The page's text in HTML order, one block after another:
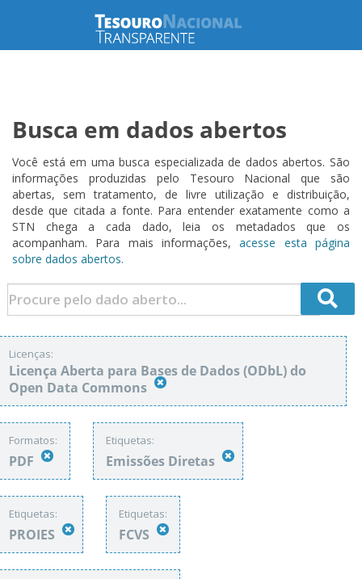
Busca em dados abertos
Você está em uma busca especializada de dados abertos. São
informações produzidas pelo Tesouro Nacional que são
abertas, sem tratamento, de livre utilização e distribuição,
desde que citada a fonte. Para entender exatamente como a
STN chega a cada dado, leia os metadados que os
acompanham. Para mais informações,acesse esta página
sobre dados abertos.
Licenças:
Licença Aberta para Bases de Dados (ODbL) do
Open Data Commons
Formatos:
PDF
Etiquetas:
Emissões Diretas
Etiquetas:
PROIES
Etiquetas:
FCVS